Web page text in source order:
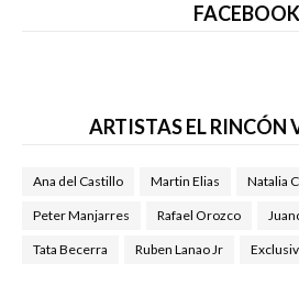
FACEBOOK
ARTISTAS EL RINCÓN
Ana del Castillo Martin Elias Natalia
Peter Manjarres Rafael Orozco
Tata Becerra Ruben Lanao Jr